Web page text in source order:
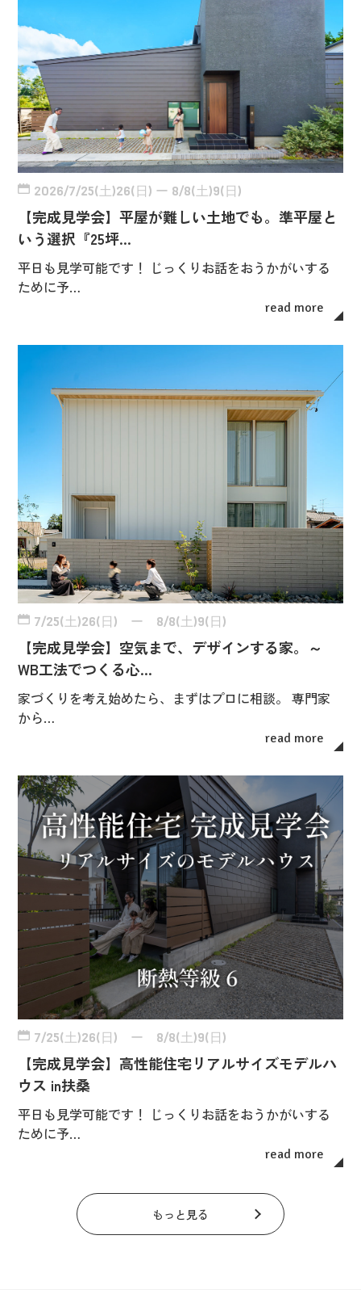
2026/7/25(土)26(日) ー 8/8(土)9(日)
【完成見学会】平屋が難しい土地でも。準平屋と
いう選択『25坪…
平日も見学可能です！ じっくりお話をおうかがいする
ために予…
read more
7/25(土)26(日) ー 8/8(土)9(日)
【完成見学会】空気まで、デザインする家。～
WB工法でつくる心…
家づくりを考え始めたら、まずはプロに相談。 専門家
から…
read more
7/25(土)26(日) ー 8/8(土)9(日)
【完成見学会】高性能住宅リアルサイズモデルハ
ウス in扶桑
平日も見学可能です！ じっくりお話をおうかがいする
ために予…
read more
もっと見る